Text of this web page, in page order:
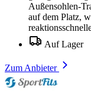
Außensohlen-
auf dem Platz,
Auf Lager
Zum Anbieter